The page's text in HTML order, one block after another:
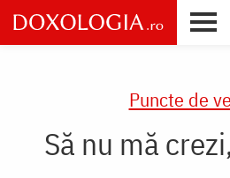
Skip
to
main
Puncte de
Să nu mă